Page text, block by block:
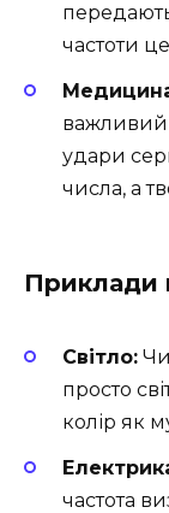
частоти
важливий
удари
числа, а
Приклади
Світло:
просто
колір як
частота